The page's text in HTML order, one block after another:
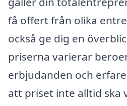
få offert från olika
också ge dig en
priserna varierar
erbjudanden och
att priset inte alltid ska